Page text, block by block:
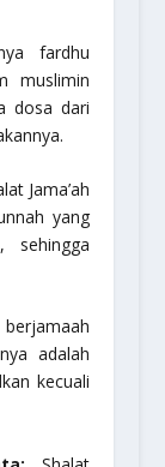
fardhu
muslimin
dosa dari
Jama’ah
yang
sehingga
adalah
kecuali